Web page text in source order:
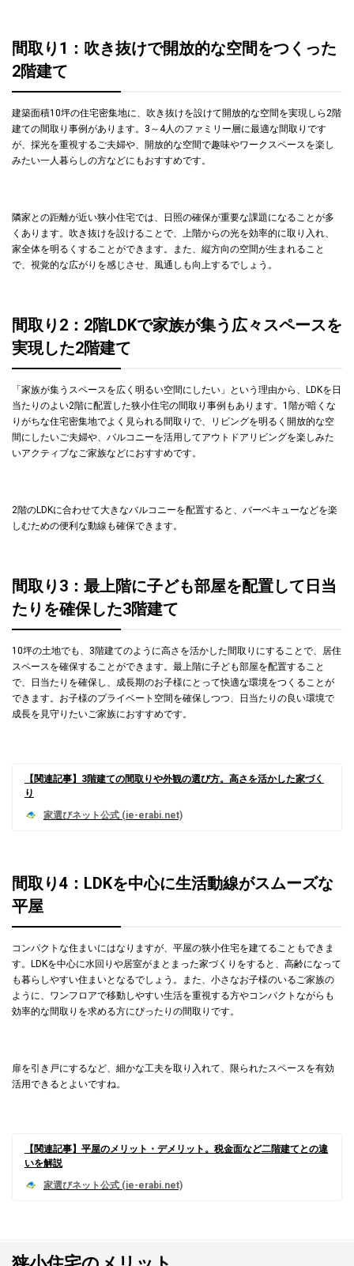
間取り1：吹き抜けで開放的な空間をつくった
2階建て
建築面積10坪の住宅密集地に、吹き抜けを設けて開放的な空間を実現しら2階
建ての間取り事例があります。3～4人のファミリー層に最適な間取りです
が、採光を重視するご夫婦や、開放的な空間で趣味やワークスペースを楽し
みたい一人暮らしの方などにもおすすめです。
隣家との距離が近い狭小住宅では、日照の確保が重要な課題になることが多
くあります。吹き抜けを設けることで、上階からの光を効率的に取り入れ、
家全体を明るくすることができます。また、縦方向の空間が生まれること
で、視覚的な広がりを感じさせ、風通しも向上するでしょう。
間取り2：2階LDKで家族が集う広々スペースを
実現した2階建て
「家族が集うスペースを広く明るい空間にしたい」という理由から、LDKを日
当たりのよい2階に配置した狭小住宅の間取り事例もあります。1階が暗くな
りがちな住宅密集地でよく見られる間取りで、リビングを明るく開放的な空
間にしたいご夫婦や、バルコニーを活用してアウトドアリビングを楽しみた
いアクティブなご家族などにおすすめです。
2階のLDKに合わせて大きなバルコニーを配置すると、バーベキューなどを楽
しむための便利な動線も確保できます。
間取り3：最上階に子ども部屋を配置して日当
たりを確保した3階建て
10坪の土地でも、3階建てのように高さを活かした間取りにすることで、居住
スペースを確保することができます。最上階に子ども部屋を配置すること
で、日当たりを確保し、成長期のお子様にとって快適な環境をつくることが
できます。お子様のプライベート空間を確保しつつ、日当たりの良い環境で
成長を見守りたいご家族におすすめです。
【関連記事】3階建ての間取りや外観の選び方。高さを活かした家づく
り
間取り4：LDKを中心に生活動線がスムーズな
平屋
コンパクトな住まいにはなりますが、平屋の狭小住宅を建てることもできま
す。LDKを中心に水回りや居室がまとまった家づくりをすると、高齢になって
も暮らしやすい住まいとなるでしょう。また、小さなお子様のいるご家族の
ように、ワンフロアで移動しやすい生活を重視する方やコンパクトながらも
効率的な間取りを求める方にぴったりの間取りです。
扉を引き戸にするなど、細かな工夫を取り入れて、限られたスペースを有効
活用できるとよいですね。
【関連記事】平屋のメリット・デメリット。税金面など二階建てとの違
いを解説